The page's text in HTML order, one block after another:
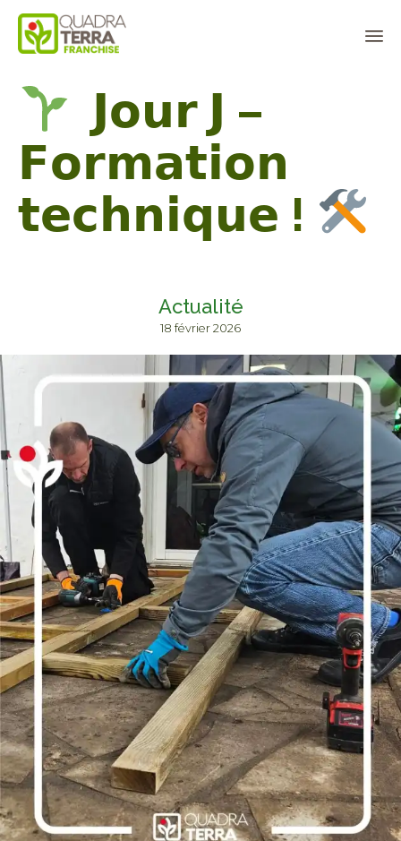
Panneau de gestion des cookies
𝗝𝗼𝘂𝗿 𝗝 –
𝗙𝗼𝗿𝗺𝗮𝘁𝗶𝗼𝗻
𝘁𝗲𝗰𝗵𝗻𝗶𝗾𝘂𝗲 !
Actualité
18 février 2026